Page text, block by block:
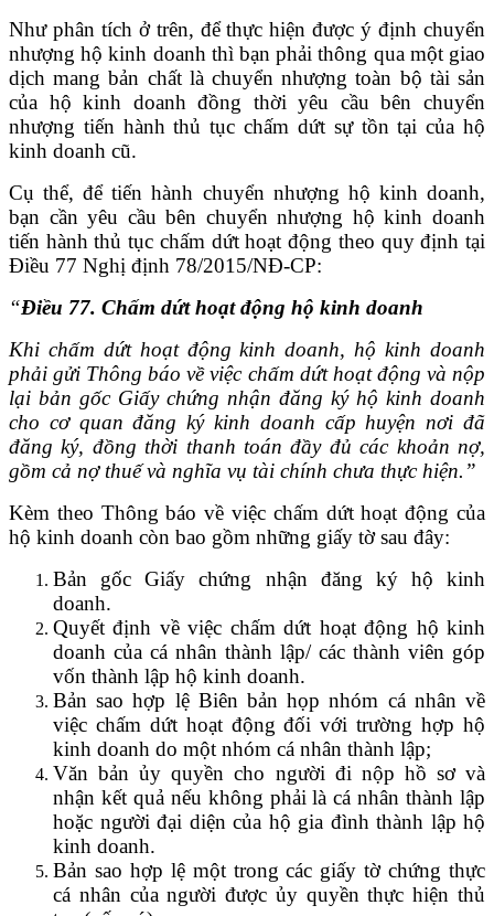
Như phân tích ở trên, để thực hiện được ý định chuyển
nhượng hộ kinh doanh thì bạn phải thông qua một giao
dịch mang bản chất là chuyển nhượng toàn bộ tài sản
của hộ kinh doanh đồng thời yêu cầu bên chuyển
nhượng tiến hành thủ tục chấm dứt sự tồn tại của hộ
kinh doanh cũ.
Cụ thể, để tiến hành chuyển nhượng hộ kinh doanh,
bạn cần yêu cầu bên chuyển nhượng hộ kinh doanh
tiến hành thủ tục chấm dứt hoạt động theo quy định tại
Điều 77 Nghị định 78/2015/NĐ-CP:
“Điều 77. Chấm dứt hoạt động hộ kinh doanh
Khi chấm dứt hoạt động kinh doanh, hộ kinh doanh
phải gửi Thông báo về việc chấm dứt hoạt động và nộp
lại bản gốc Giấy chứng nhận đăng ký hộ kinh doanh
cho cơ quan đăng ký kinh doanh cấp huyện nơi đã
đăng ký, đồng thời thanh toán đầy đủ các khoản nợ,
gồm cả nợ thuế và nghĩa vụ tài chính chưa thực hiện.”
Kèm theo Thông báo về việc chấm dứt hoạt động của
hộ kinh doanh còn bao gồm những giấy tờ sau đây:
Bản gốc Giấy chứng nhận đăng ký hộ kinh
doanh.
Quyết định về việc chấm dứt hoạt động hộ kinh
doanh của cá nhân thành lập/ các thành viên góp
vốn thành lập hộ kinh doanh.
Bản sao hợp lệ Biên bản họp nhóm cá nhân về
việc chấm dứt hoạt động đối với trường hợp hộ
kinh doanh do một nhóm cá nhân thành lập;
Văn bản ủy quyền cho người đi nộp hồ sơ và
nhận kết quả nếu không phải là cá nhân thành lập
hoặc người đại diện của hộ gia đình thành lập hộ
kinh doanh.
Bản sao hợp lệ một trong các giấy tờ chứng thực
cá nhân của người được ủy quyền thực hiện thủ